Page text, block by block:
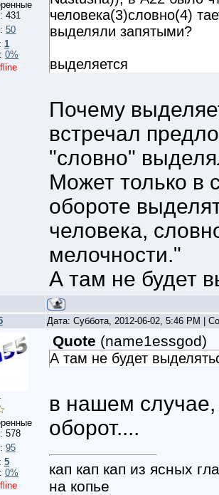
431
50
1
0%
человека(3)словно(4)
выделяли запятыми?
выделяется
Почему
встречал
"словно"
Может только в
обороте
человека,
мелочности."
А там не будет
Дата: Суббота, 2012-06-02, 5:46 PM |
578
95
5
0%
Quote (name1essgod)
А там не будет
в нашем случае,
оборот....
кап кап кап из ясных
на копье